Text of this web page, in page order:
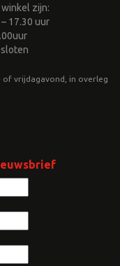
zijn:
17.30 uur
of vrijdagavond, in overleg